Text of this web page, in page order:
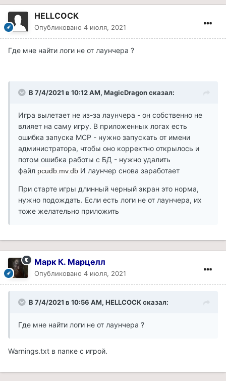
HELLCOCK
Опубликовано 4 июля, 2021
Где мне найти логи не от лаунчера ?
В 7/4/2021 в 10:12 AM, MagicDragon сказал:
Игра вылетает не из-за лаунчера - он собственно не
влияет на саму игру. В приложенных логах есть
ошибка запуска MCP - нужно запускать от имени
администратора, чтобы оно корректно открылось и
потом ошибка работы с БД - нужно удалить
файл pcudb.mv.db И лаунчер снова заработает
При старте игры длинный черный экран это норма,
нужно подождать. Если есть логи не от лаунчера, их
тоже желательно приложить
Марк К. Марцелл
Опубликовано 4 июля, 2021
В 7/4/2021 в 10:56 AM, HELLCOCK сказал:
Где мне найти логи не от лаунчера ?
Warnings.txt в папке с игрой.